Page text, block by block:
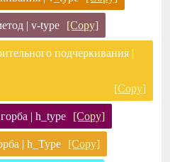
| v-type [Copy]
подчеркивания |
[Copy]
| h_type [Copy]
| h_Type [Copy]